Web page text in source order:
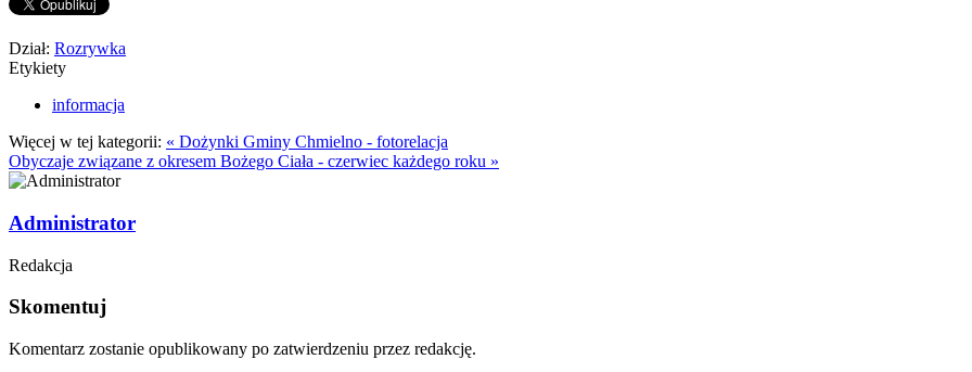
Dział: Rozrywka
Etykiety
informacja
Więcej w tej kategorii: « Dożynki Gminy Chmielno - fotorelacja
Obyczaje związane z okresem Bożego Ciała - czerwiec każdego roku »
Administrator
Redakcja
Skomentuj
Komentarz zostanie opublikowany po zatwierdzeniu przez redakcję.